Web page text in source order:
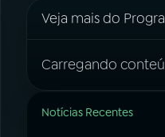
Veja mais do
Carregando
Notícias Recentes